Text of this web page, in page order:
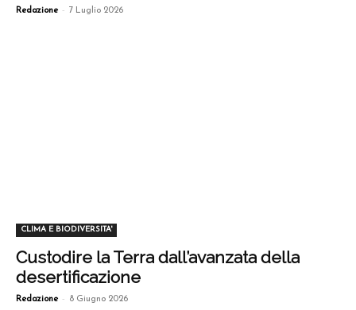
Redazione - 7 Luglio 2026
CLIMA E BIODIVERSITA'
Custodire la Terra dall’avanzata della
desertificazione
Redazione - 8 Giugno 2026